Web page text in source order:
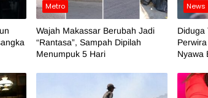
Metro
Wajah Makassar Berubah Jadi
“Rantasa”, Sampah Dipilah
Menumpuk 5 Hari
News
Diduga
Nyawa